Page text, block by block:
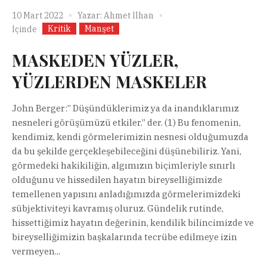
10 Mart 2022 Yazar: Ahmet İlhan
İçinde
Kritik Manşet
MASKEDEN YÜZLER,
YÜZLERDEN MASKELER
John Berger:” Düşündüklerimiz ya da inandıklarımız
nesneleri görüşümüzü etkiler.” der. (1) Bu fenomenin,
kendimiz, kendi görmelerimizin nesnesi olduğumuzda
da bu şekilde gerçekleşebileceğini düşünebiliriz. Yani,
görmedeki hakikiliğin, algımızın biçimleriyle sınırlı
olduğunu ve hissedilen hayatın bireyselliğimizde
temellenen yapısını anladığımızda görmelerimizdeki
sübjektiviteyi kavramış oluruz. Gündelik rutinde,
hissettiğimiz hayatın değerinin, kendilik bilincimizde ve
bireyselliğimizin başkalarında tecrübe edilmeye izin
vermeyen...